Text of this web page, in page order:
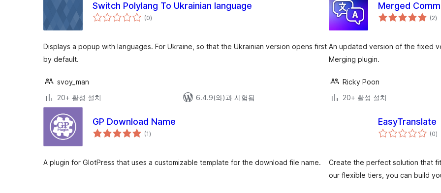
Switch Polylang To Ukrainian language
(0전
체)
Displays a popup with languages. For Ukraine, so that the Ukrainian version opens first
by default.
svoy_man
20+ 활성 설치
6.4.9(와)과 시험됨
Merged
(2전
체)
An updated version of the fixed
Merging plugin.
Ricky Poon
20+ 활성 설치
GP Download Name
(1전
체)
A plugin for GlotPress that uses a customizable template for the download file name.
EasyTranslate
(0전
체)
Create the perfect solution that
our flexible tiers, you can build